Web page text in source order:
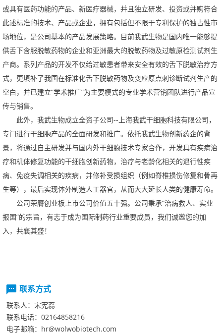
或具有医药功能的产品、新医疗器械，并且独立研发、投资或并购符合
此述标准的技术、产品或企业，拥有包括但不限于专利保护的独占性市
场地位，是公司基本的产品发展策略。目前我武生物是国内唯一能够提
供舌下含服脱敏药物的企业和亚洲最大的脱敏药物及过敏原检测试剂生
产商。系列产品的开发不仅给过敏患者带来安全有效的舌下脱敏治疗方
式，更填补了我国在标准化舌下脱敏药物及变应原点刺诊断试剂生产的
空白，并已建立“学术推广”为主要模式的专业学术营销团队进行产品宣
传与销售。
此外，我武生物成立全资子公司--上海我武干细胞科技有限公司，
专门进行干细胞产品的全面研发和推广。依托我武生物创新药企的背
景，将通过自主研发并与国内外干细胞技术专家合作，开发具有疾病治
疗和机体修复功能的干细胞创新药物，治疗与老龄化相关的退行性疾
病、免疫失调相关的疾病，并修补受损组织（例如脊椎损伤修复和骨再
生等），最后实现体外制造人工器官，从而大大延长人类的健康寿命。
公司荣膺创业板上市公司价值五十强。公司秉承“治病救人、实业
报国”的宗旨，有志于成为国际制药行业重要成员，我们诚邀您的加
入，共襄其盛！
联系方式
联系人： 宋宪蕊
联系电话： 02164858216
电子邮箱： hr@wolwobiotech.com